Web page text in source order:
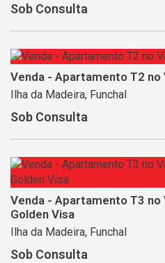
Sob Consulta
Venda - Apartamento T2 no
Ilha da Madeira, Funchal
Sob Consulta
Venda - Apartamento T3 no
Golden Visa
Ilha da Madeira, Funchal
Sob Consulta